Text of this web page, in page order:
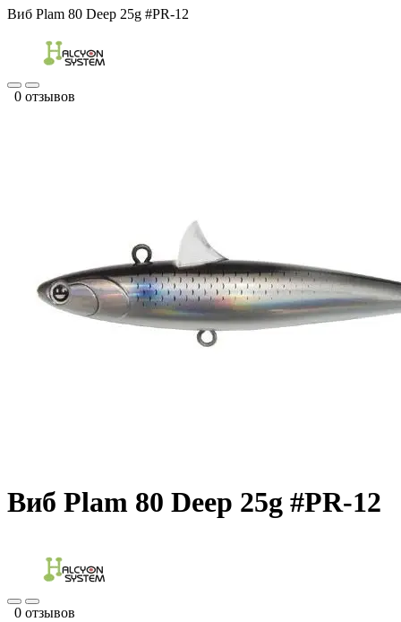
Виб Plam 80 Deep 25g #PR-12
0 отзывов
Виб Plam 80 Deep 25g #PR-12
0 отзывов